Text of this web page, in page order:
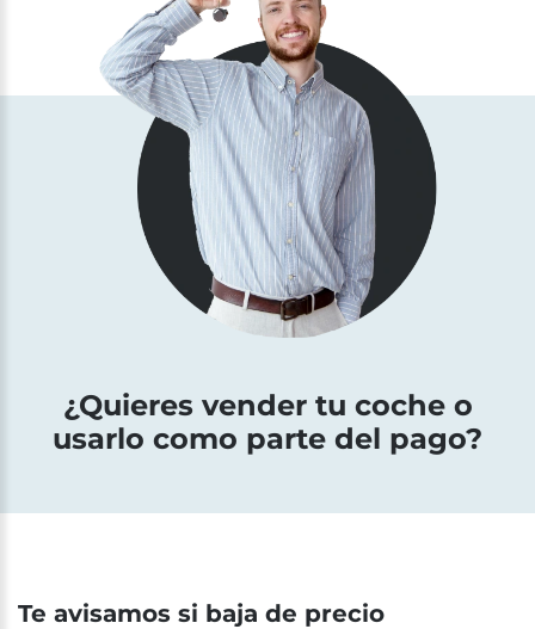
¿Quieres vender tu coche o
usarlo como parte del pago?
Te avisamos si baja de precio